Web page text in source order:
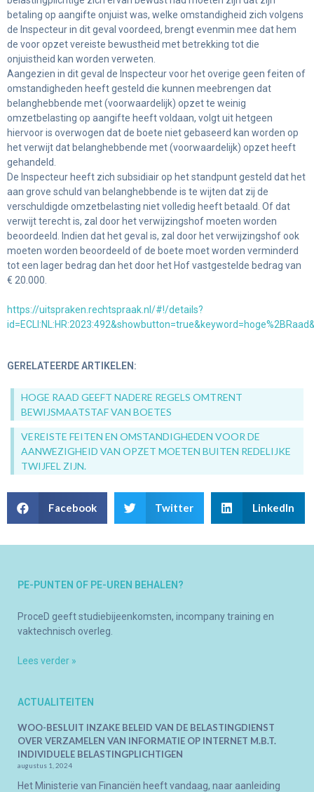
betaling op aangifte onjuist was, welke omstandigheid zich volgens
de Inspecteur in dit geval voordeed, brengt evenmin mee dat hem
de voor opzet vereiste bewustheid met betrekking tot die
onjuistheid kan worden verweten.
Aangezien in dit geval de Inspecteur voor het overige geen feiten of
omstandigheden heeft gesteld die kunnen meebrengen dat
belanghebbende met (voorwaardelijk) opzet te weinig
omzetbelasting op aangifte heeft voldaan, volgt uit hetgeen
hiervoor is overwogen dat de boete niet gebaseerd kan worden op
het verwijt dat belanghebbende met (voorwaardelijk) opzet heeft
gehandeld.
De Inspecteur heeft zich subsidiair op het standpunt gesteld dat het
aan grove schuld van belanghebbende is te wijten dat zij de
verschuldigde omzetbelasting niet volledig heeft betaald. Of dat
verwijt terecht is, zal door het verwijzingshof moeten worden
beoordeeld. Indien dat het geval is, zal door het verwijzingshof ook
moeten worden beoordeeld of de boete moet worden verminderd
tot een lager bedrag dan het door het Hof vastgestelde bedrag van
€ 20.000.
https://uitspraken.rechtspraak.nl/#!/details?
GERELATEERDE ARTIKELEN:
HOGE RAAD GEEFT NADERE REGELS OMTRENT
BEWIJSMAATSTAF VAN BOETES
VEREISTE FEITEN EN OMSTANDIGHEDEN VOOR DE
AANWEZIGHEID VAN OPZET MOETEN BUITEN REDELIJKE
TWIJFEL ZIJN.
Facebook Twitter LinkedIn
PE-PUNTEN OF PE-UREN BEHALEN?
ProceD geeft studiebijeenkomsten, incompany training en
vaktechnisch overleg.
Lees verder »
ACTUALITEITEN
WOO-BESLUIT INZAKE BELEID VAN DE BELASTINGDIENST
OVER VERZAMELEN VAN INFORMATIE OP INTERNET M.B.T.
INDIVIDUELE BELASTINGPLICHTIGEN
augustus 1, 2024
Het Ministerie van Financiën heeft vandaag, naar aanleiding